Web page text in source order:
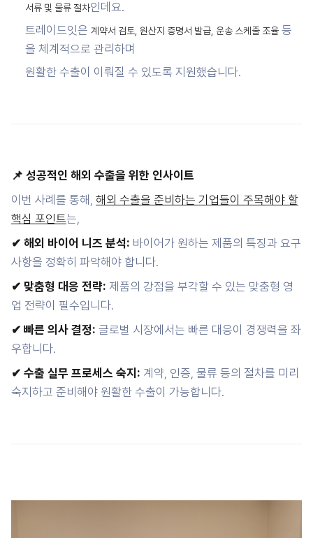
서류 및 물류 절차인데요.
트레이드잇은 계약서 검토, 원산지 증명서 발급, 운송 스케줄 조율 등
을 체계적으로 관리하며
원활한 수출이 이뤄질 수 있도록 지원했습니다.
📌 성공적인 해외 수출을 위한 인사이트
이번 사례를 통해, 해외 수출을 준비하는 기업들이 주목해야 할
핵심 포인트는,
✔ 해외 바이어 니즈 분석: 바이어가 원하는 제품의 특징과 요구
사항을 정확히 파악해야 합니다.
✔ 맞춤형 대응 전략: 제품의 강점을 부각할 수 있는 맞춤형 영
업 전략이 필수입니다.
✔ 빠른 의사 결정: 글로벌 시장에서는 빠른 대응이 경쟁력을 좌
우합니다.
✔ 수출 실무 프로세스 숙지: 계약, 인증, 물류 등의 절차를 미리
숙지하고 준비해야 원활한 수출이 가능합니다.